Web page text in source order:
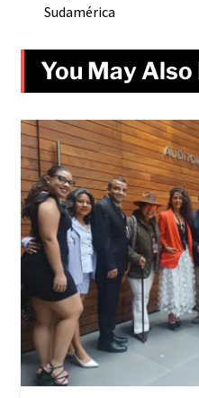
Sudamérica
You May